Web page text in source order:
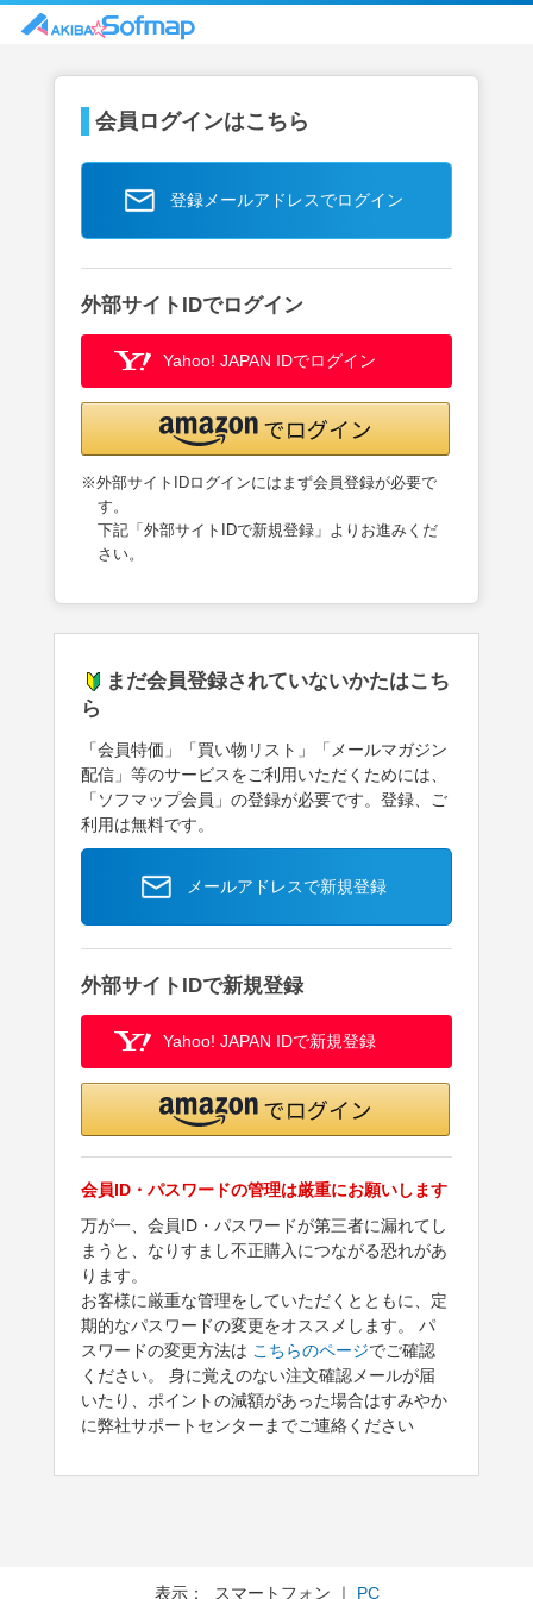
会員ログインはこちら
登録メールアドレスでログイン
外部サイトIDでログイン
Yahoo! JAPAN IDでログイン
※外部サイトIDログインにはまず会員登録が必要で
す。
下記「外部サイトIDで新規登録」よりお進みくだ
さい。
まだ会員登録されていないかたはこち
ら
「会員特価」「買い物リスト」「メールマガジン
配信」等のサービスをご利用いただくためには、
「ソフマップ会員」の登録が必要です。登録、ご
利用は無料です。
メールアドレスで新規登録
外部サイトIDで新規登録
Yahoo! JAPAN IDで新規登録
会員ID・パスワードの管理は厳重にお願いします
万が一、会員ID・パスワードが第三者に漏れてし
まうと、なりすまし不正購入につながる恐れがあ
ります。
お客様に厳重な管理をしていただくとともに、定
期的なパスワードの変更をオススメします。 パ
スワードの変更方法は こちらのページでご確認
ください。 身に覚えのない注文確認メールが届
いたり、ポイントの減額があった場合はすみやか
に弊社サポートセンターまでご連絡ください
表示： スマートフォン ｜ PC